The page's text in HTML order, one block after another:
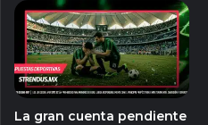
La gran cuenta pendiente